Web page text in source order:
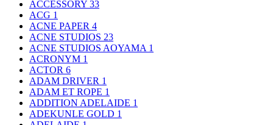
ACCESSORY 33
ACG 1
ACNE PAPER 4
ACNE STUDIOS 23
ACNE STUDIOS AOYAMA 1
ACRONYM 1
ACTOR 6
ADAM DRIVER 1
ADAM ET ROPE 1
ADDITION ADELAIDE 1
ADEKUNLE GOLD 1